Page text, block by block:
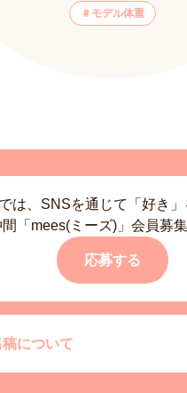
モデル体重
は、SNSを通じて「好き」
「mees(ミーズ)」会員募集
応募する
稿について